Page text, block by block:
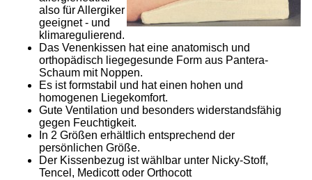
also für Allergiker
geeignet - und
klimaregulierend.
Das Venenkissen hat eine anatomisch und
orthopädisch liegegesunde Form aus Pantera-
Schaum mit Noppen.
Es ist formstabil und hat einen hohen und
homogenen Liegekomfort.
Gute Ventilation und besonders widerstandsfähig
gegen Feuchtigkeit.
In 2 Größen erhältlich entsprechend der
persönlichen Größe.
Der Kissenbezug ist wählbar unter Nicky-Stoff,
Tencel, Medicott oder Orthocott